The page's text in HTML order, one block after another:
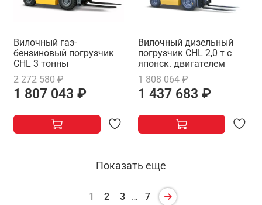
Вилочный газ-
бензиновый погрузчик
CHL 3 тонны
2 272 580 ₽
1 807 043 ₽
Вилочный дизельный
погрузчик CHL 2,0 т с
японск. двигателем
1 808 064 ₽
1 437 683 ₽
Показать еще
1 2 3 … 7